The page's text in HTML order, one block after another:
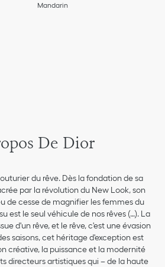
Mandarin
De Dior
du rêve. Dès la fondation de sa
par la révolution du New Look, son
de cesse de magnifier les femmes du
est le seul véhicule de nos rêves (…). La
d'un rêve, et le rêve, c'est une évasion
saisons, cet héritage d'exception est
créative, la puissance et la modernité
directeurs artistiques qui – de la haute